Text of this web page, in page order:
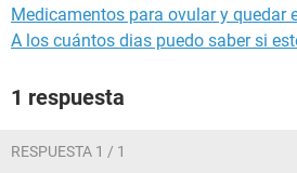
Medicamentos para ovular y quedar
A los cuántos dias puedo saber si
1 respuesta
RESPUESTA 1 / 1